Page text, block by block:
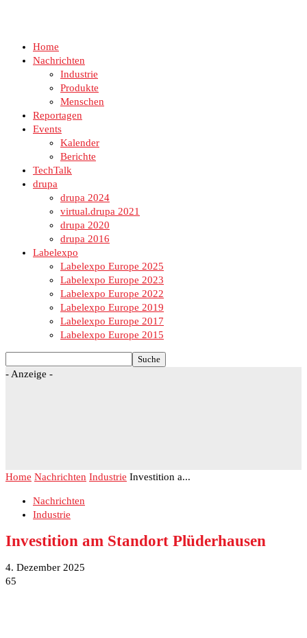
Home
Nachrichten
Industrie
Produkte
Menschen
Reportagen
Events
Kalender
Berichte
TechTalk
drupa
drupa 2024
virtual.drupa 2021
drupa 2020
drupa 2016
Labelexpo
Labelexpo Europe 2025
Labelexpo Europe 2023
Labelexpo Europe 2022
Labelexpo Europe 2019
Labelexpo Europe 2017
Labelexpo Europe 2015
- Anzeige -
Home Nachrichten Industrie Investition a...
Nachrichten
Industrie
Investition am Standort Plüderhausen
4. Dezember 2025
65